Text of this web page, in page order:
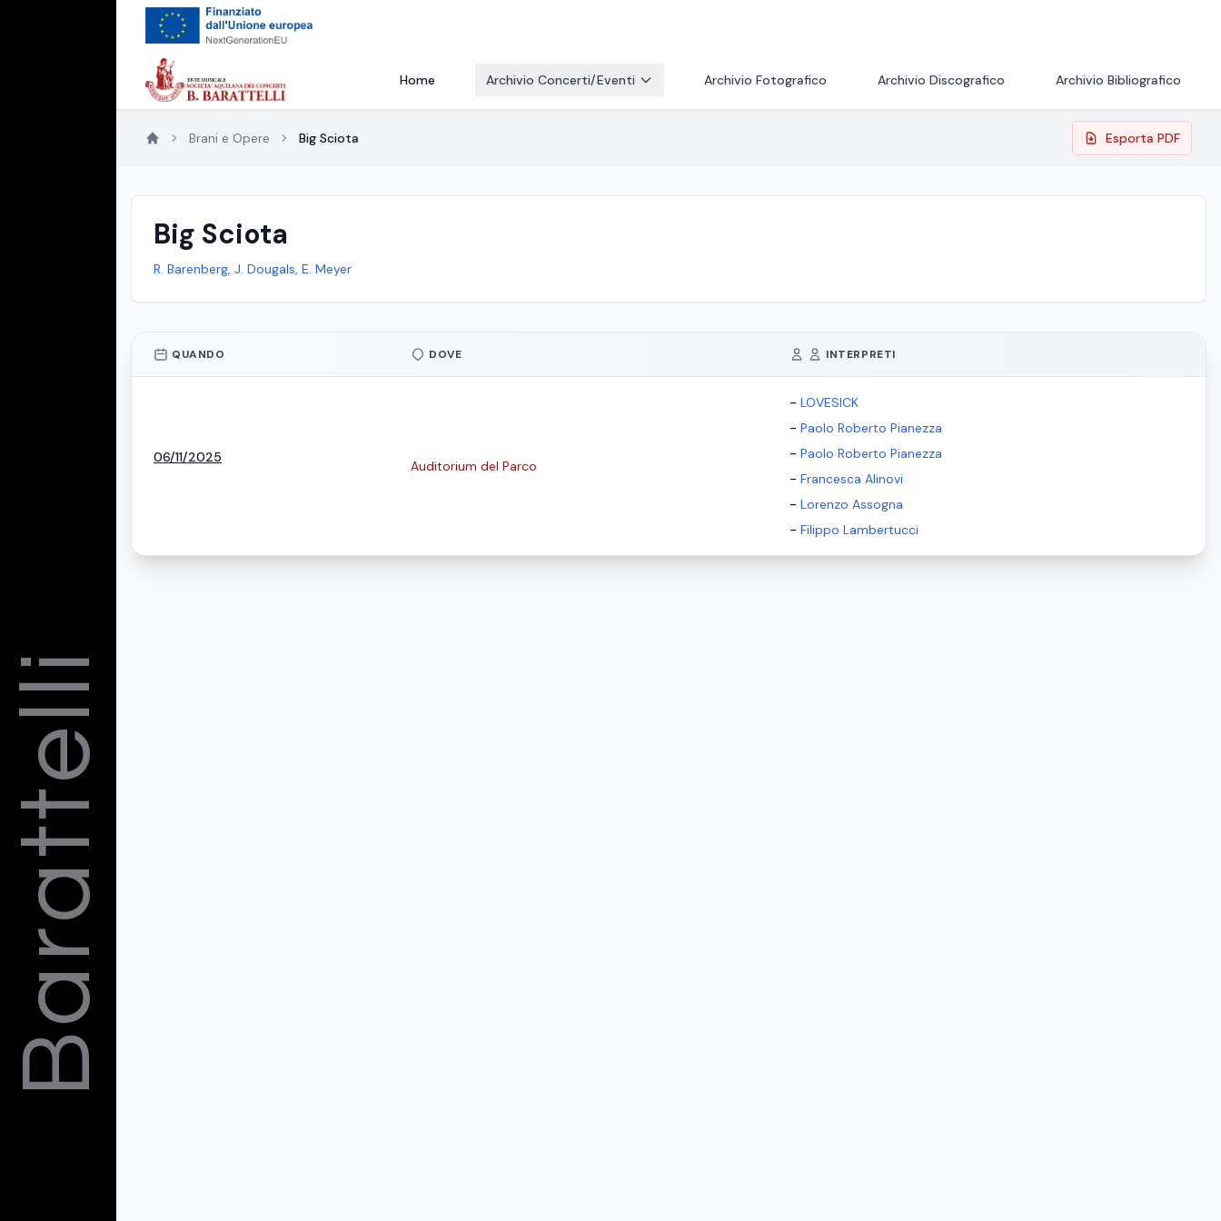
Barattelli
Home Archivio Concerti/Eventi Archivio Fotografico Archivio Discografico Archivio Bibliografico
Brani e Opere Big Sciota Esporta PDF
Big Sciota
R. Barenberg, J. Dougals, E. Meyer
QUANDO DOVE INTERPRETI
06/11/2025
Auditorium del Parco
- LOVESICK
- Paolo Roberto Pianezza
- Paolo Roberto Pianezza
- Francesca Alinovi
- Lorenzo Assogna
- Filippo Lambertucci